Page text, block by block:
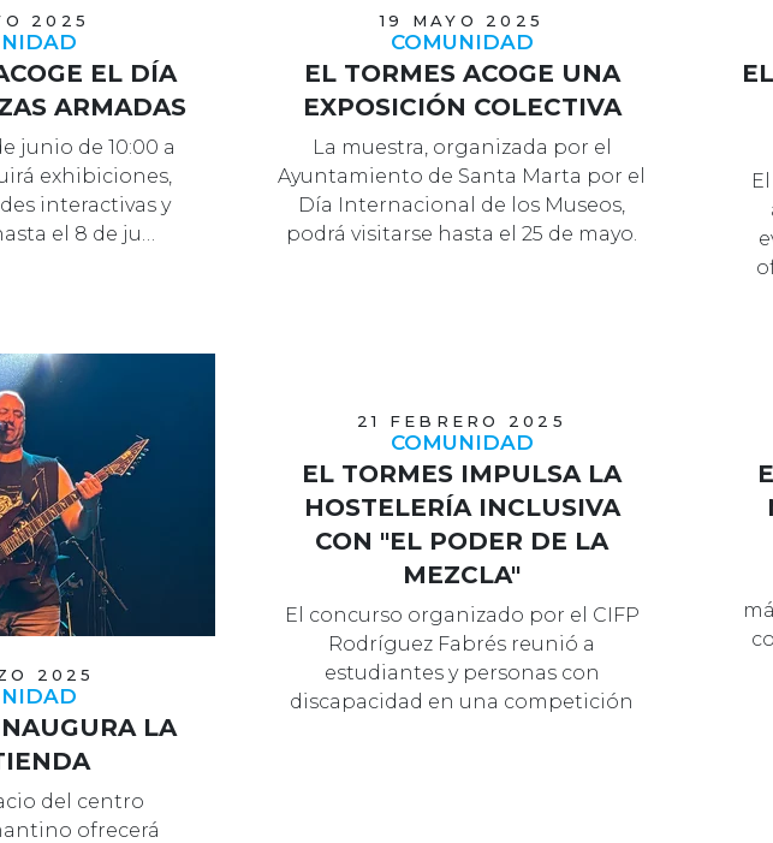
2025
EL DÍA
ARMADAS
junio de 10:00 a
exhibiciones,
interactivas y
el 8 de ju…
19 MAYO 2025
COMUNIDAD
EL TORMES ACOGE UNA
EXPOSICIÓN COLECTIVA
La muestra, organizada por el
Ayuntamiento de Santa Marta por el
Día Internacional de los Museos,
podrá visitarse hasta el 25 de mayo.
2025
LA
del centro
ofrecerá
21 FEBRERO 2025
COMUNIDAD
EL TORMES IMPULSA LA
HOSTELERÍA INCLUSIVA
CON "EL PODER DE LA
MEZCLA"
El concurso organizado por el CIFP
Rodríguez Fabrés reunió a
estudiantes y personas con
discapacidad en una competición